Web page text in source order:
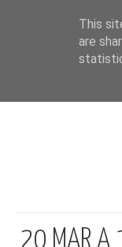
20 MAR A
This
are